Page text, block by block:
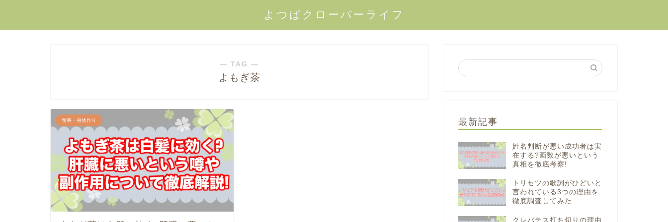
よつばクローバーライフ
― TAG ―
よもぎ茶
食事・身体作り 最新記事
姓名判断が悪い成功者は実
在する?画数が悪いという
真相を徹底考察!
トリセツの歌詞がひどいと
言われている3つの理由を
徹底調査してみた
クレバテス打ち切りの理由